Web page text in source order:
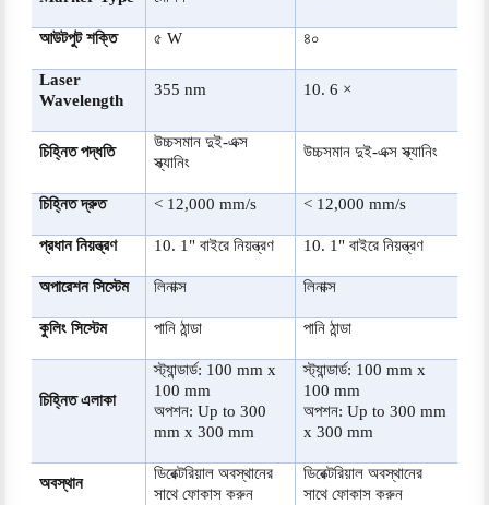
আউটপুট শক্তি ৫ W ৪০
Laser
Wavelength
355 nm 10. 6 ×
চিহ্নিত পদ্ধতি
উচ্চসমান দুই-এক্স
স্ক্যানিং
উচ্চসমান দুই-এক্স স্ক্যানিং
চিহ্নিত দ্রুত < 12,000 mm/s < 12,000 mm/s
প্রধান নিয়ন্ত্রণ 10. 1" বাইরে নিয়ন্ত্রণ 10. 1" বাইরে নিয়ন্ত্রণ
অপারেশন সিস্টেম লিনাক্স লিনাক্স
কুলিং সিস্টেম পানি ঠান্ডা পানি ঠান্ডা
চিহ্নিত এলাকা
স্ট্যান্ডার্ড: 100 mm x
100 mm
অপশন: Up to 300
mm x 300 mm
স্ট্যান্ডার্ড: 100 mm x
100 mm
অপশন: Up to 300 mm
x 300 mm
অবস্থান
ডিরেক্টরিয়াল অবস্থানের
সাথে ফোকাস করুন
ডিরেক্টরিয়াল অবস্থানের
সাথে ফোকাস করুন